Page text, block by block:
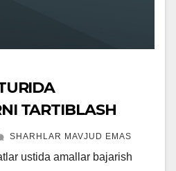
TARTIBLASH
SHARHLAR MAVJUD EMAS
ustida amallar bajarish